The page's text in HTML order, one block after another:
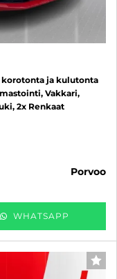
korotonta ja kulutonta
Vakkari,
2x Renkaat
porvoo
WHATSAPP